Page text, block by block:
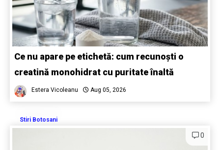
Ce nu apare pe etichetă: cum recunoști o
creatină monohidrat cu puritate înaltă
Estera Vicoleanu Aug 05, 2026
Stiri Botosani
0